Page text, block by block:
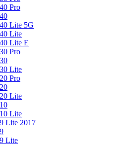
Pro
Lite 5G
Lite
Lite E
Pro
Lite
Pro
Lite
Lite
Lite 2017
Lite